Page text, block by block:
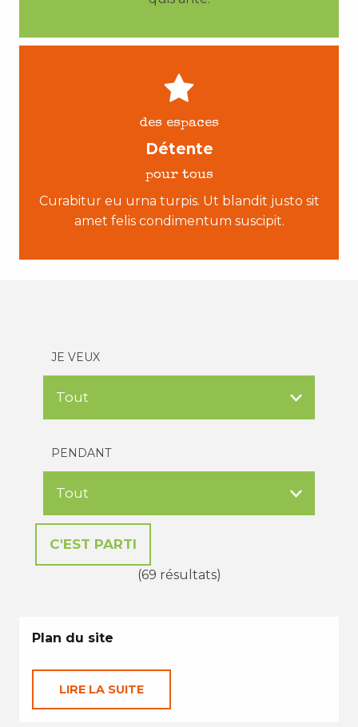
des espaces
Détente
pour tous
Curabitur eu urna turpis. Ut blandit justo sit
amet felis condimentum suscipit.
JE VEUX
PENDANT
(69 résultats)
Plan du site
LIRE LA SUITE